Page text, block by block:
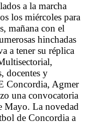
a la marcha
los miércoles para
mañana con el
hinchadas
a tener su réplica
docentes y
Concordia, Agmer
una convocatoria
Mayo. La novedad
de Concordia a